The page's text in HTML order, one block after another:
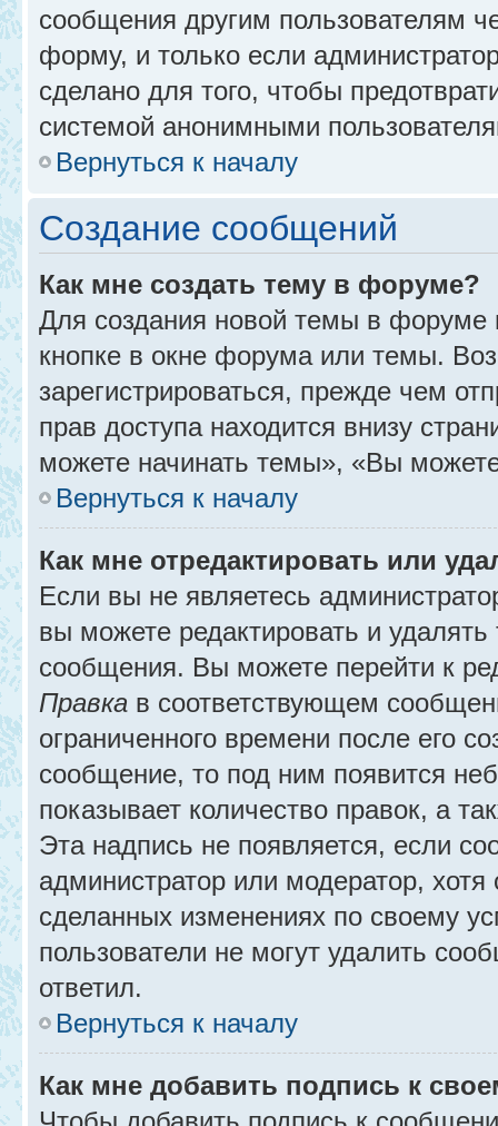
сообщения другим пользователям
форму, и только если
сделано для того, чтобы
системой анонимными
Вернуться к началу
Создание сообщений
Как мне создать тему в форуме?
Для создания новой темы в форуме
кнопке в окне форума или темы.
зарегистрироваться, прежде чем
прав доступа находится внизу
можете начинать темы», «Вы
Вернуться к началу
Как мне отредактировать или
Если вы не являетесь
вы можете редактировать и
сообщения. Вы можете перейти к
Правка в соответствующем
ограниченного времени после его
сообщение, то под ним появится
показывает количество правок, а
Эта надпись не появляется, если
администратор или модератор,
сделанных изменениях по своему
пользователи не могут удалить
ответил.
Вернуться к началу
Как мне добавить подпись к